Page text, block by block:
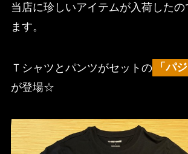
当店に珍しいアイテムが入荷したの
ます。
Ｔシャツとパンツがセットの
「パ
が登場☆